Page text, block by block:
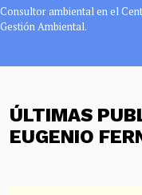
Consultor ambiental en el
Gestión Ambiental.
ÚLTIMAS
EUGENIO